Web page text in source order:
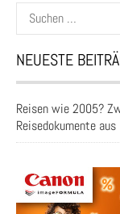
Suchen
nach:
NEUESTE
Reisen wie 2005?
Reisedokumente aus